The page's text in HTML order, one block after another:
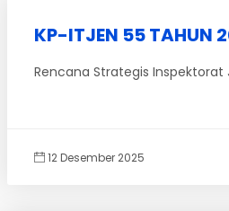
KP-ITJEN 55 TAHUN
Rencana Strategis
12 Desember 2025